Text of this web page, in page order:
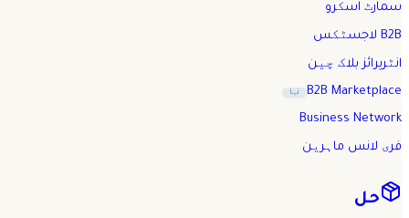
سمارٹ اسکرو
B2B لاجسٹکس
انٹرپرائز بلاک چین
B2B Marketplace
نیا
Business Network
فری لانس ماہرین
حل